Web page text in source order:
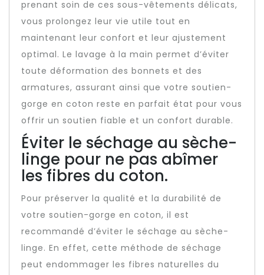
prenant soin de ces sous-vêtements délicats,
vous prolongez leur vie utile tout en
maintenant leur confort et leur ajustement
optimal. Le lavage à la main permet d’éviter
toute déformation des bonnets et des
armatures, assurant ainsi que votre soutien-
gorge en coton reste en parfait état pour vous
offrir un soutien fiable et un confort durable.
Éviter le séchage au sèche-
linge pour ne pas abîmer
les fibres du coton.
Pour préserver la qualité et la durabilité de
votre soutien-gorge en coton, il est
recommandé d’éviter le séchage au sèche-
linge. En effet, cette méthode de séchage
peut endommager les fibres naturelles du